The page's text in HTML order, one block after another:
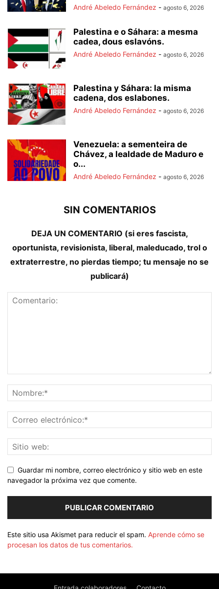
André Abeledo Fernández - agosto 6, 2026
Palestina e o Sáhara: a mesma
cadea, dous eslavóns.
André Abeledo Fernández - agosto 6, 2026
Palestina y Sáhara: la misma
cadena, dos eslabones.
André Abeledo Fernández - agosto 6, 2026
Venezuela: a sementeira de
Chávez, a lealdade de Maduro e
o...
André Abeledo Fernández - agosto 6, 2026
SIN COMENTARIOS
DEJA UN COMENTARIO (si eres fascista,
oportunista, revisionista, liberal, maleducado, trol o
extraterrestre, no pierdas tiempo; tu mensaje no se
publicará)
Guardar mi nombre, correo electrónico y sitio web en este
navegador la próxima vez que comente.
Este sitio usa Akismet para reducir el spam. Aprende cómo se
procesan los datos de tus comentarios.